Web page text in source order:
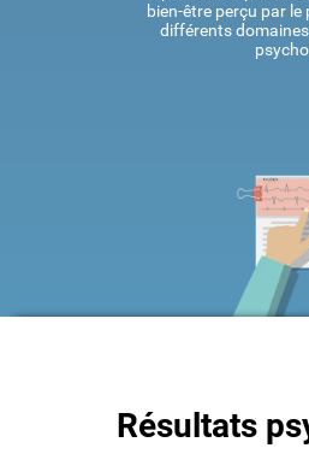
bien-être perçu par
différents
Résultats